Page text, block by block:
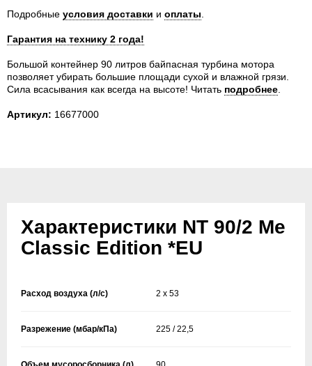
Подробные условия доставки и оплаты
Гарантия на технику 2 года!
Большой контейнер 90 литров байпасная турбина мотора
позволяет убирать большие площади сухой и влажной грязи.
Сила всасывания как всегда на высоте! Читать подробнее
Артикул: 16677000
Характеристики NT 90/2 Me
Classic Edition *EU
Расход воздуха (л/с) 2 x 53
Разрежение (мбар/кПа) 225 / 22,5